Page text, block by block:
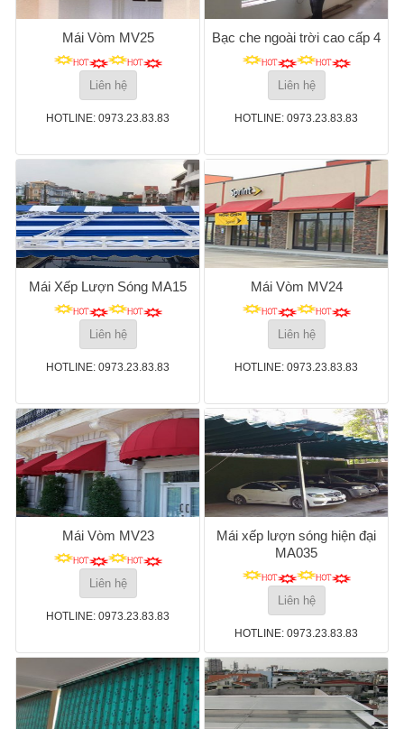
Mái Vòm MV25
Liên hệ
HOTLINE: 0973.23.83.83
Bạc che ngoài trời cao cấp 4
Liên hệ
HOTLINE: 0973.23.83.83
Mái Xếp Lượn Sóng MA15
Liên hệ
HOTLINE: 0973.23.83.83
Mái Vòm MV24
Liên hệ
HOTLINE: 0973.23.83.83
Mái Vòm MV23
Liên hệ
HOTLINE: 0973.23.83.83
Mái xếp lượn sóng hiện đại
MA035
Liên hệ
HOTLINE: 0973.23.83.83